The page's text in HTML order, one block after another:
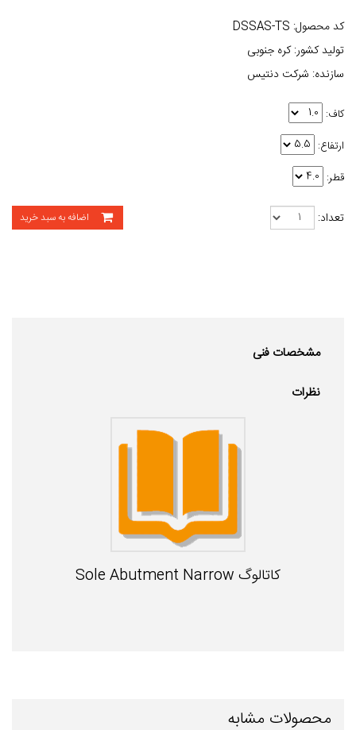
کد محصول:
DSSAS-TS
تولید کشور:کره جنوبی
سازنده: شرکت دنتیس
کاف:
ارتفاع:
قطر:
تعداد: اضافه به سبد خرید
مشخصات فنی
نظرات
کاتالوگ Sole Abutment Narrow
محصولات مشابه